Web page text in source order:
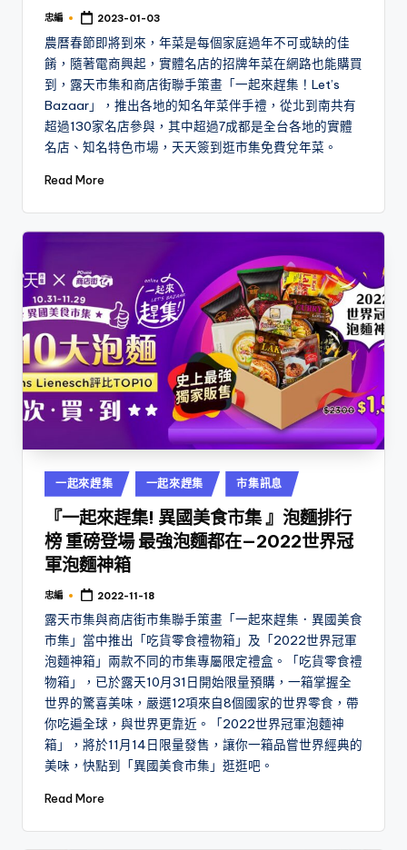
Posted
忠編 2023-01-03
農曆春節即將到來，年菜是每個家庭過年不可或缺的佳
餚，隨著電商興起，實體名店的招牌年菜在網路也能購買
到，露天市集和商店街聯手策畫「一起來趕集！Let’s
Bazaar」，推出各地的知名年菜伴手禮，從北到南共有
超過130家名店參與，其中超過7成都是全台各地的實體
名店、知名特色市場，天天簽到逛市集免費兌年菜。
Read More
Posted
in
一起來趕集 一起來趕集 市集訊息
『一起來趕集! 異國美食市集 』泡麵排行
榜 重磅登場 最強泡麵都在—2022世界冠
軍泡麵神箱
Posted
忠編 2022-11-18
露天市集與商店街市集聯手策畫「一起來趕集．異國美食
市集」當中推出「吃貨零食禮物箱」及「2022世界冠軍
泡麵神箱」兩款不同的市集專屬限定禮盒。「吃貨零食禮
物箱」，已於露天10月31日開始限量預購，一箱掌握全
世界的驚喜美味，嚴選12項來自8個國家的世界零食，帶
你吃遍全球，與世界更靠近。「2022世界冠軍泡麵神
箱」，將於11月14日限量發售，讓你一箱品嘗世界經典的
美味，快點到「異國美食市集」逛逛吧。
Read More